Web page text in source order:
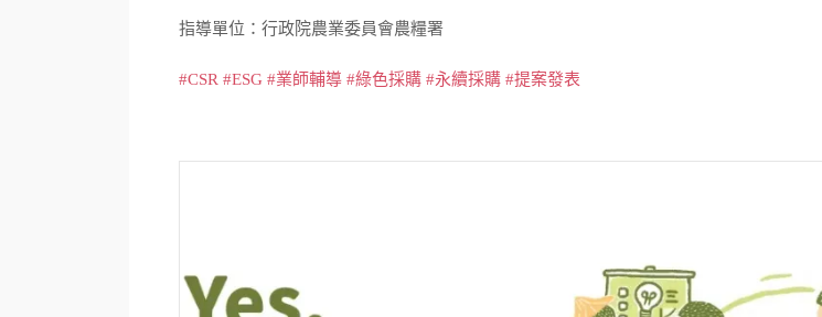
指導單位：行政院農業委員會農糧署
#CSR #ESG #業師輔導 #綠色採購 #永續採購 #提案發表